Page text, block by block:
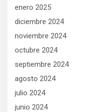
enero 2025
diciembre 2024
noviembre 2024
octubre 2024
septiembre 2024
agosto 2024
julio 2024
junio 2024